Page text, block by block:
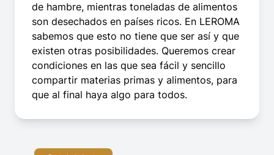
de hambre, mientras toneladas de alimentos
son desechados en países ricos. En LEROMA
sabemos que esto no tiene que ser así y que
existen otras posibilidades. Queremos crear
condiciones en las que sea fácil y sencillo
compartir materias primas y alimentos, para
que al final haya algo para todos.